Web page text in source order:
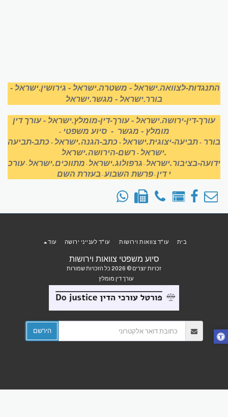
התנגדות-לצוואה.ישראל - משטרה.ישראל - גירושין.ישראל -
בורר.ישראל - מגשר.ישראל
עורך-דין-ירושה.ישראל - עורך-דין-מומלץ.ישראל - עורך דין
מומלץ - מגשר -סיוע משפטי -
בורר - תביעה-יצוגית.ישראל - כתב-הגנה.ישראל - כתב-תביעה
.ישראל -רשם-הירושה.ישראל
ידועה-בציבור.ישראל - גרפולוג.ישראל - מתווכים.ישראל - עורכ
י דין - פרשת השבוע- בעזרת השם
סיוע משפטי צוואות וירושות
זכויות יוצרים © 2026 כל הזכויות שמורות
עורך דין מומלץ
בית עו"ד צוואות וירושות עו"ד לענייני ירושה עוד
הירשם